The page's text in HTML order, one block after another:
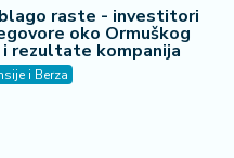
raste - investitori
oko Ormuškog
i rezultate kompanija
i Berza